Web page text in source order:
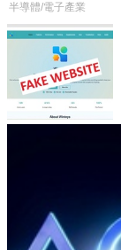
半導體/電子產業